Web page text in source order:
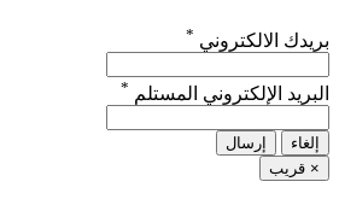
بريدك الالكتروني *
البريد الإلكتروني المستلم *
إلغاء
إرسال
× قريب